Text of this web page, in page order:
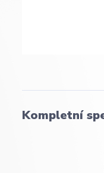
Kompletní